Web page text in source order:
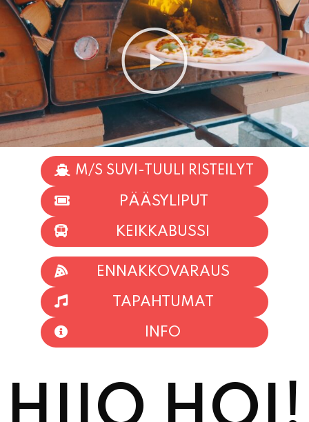
M/S SUVI-TUULI RISTEILYT
PÄÄSYLIPUT
KEIKKABUSSI
TAPAHTUMAT
INFO
HIIO HOI!
KESÄKAUSI 2026 KÄYNNISTYY
VAPPUAATTONA 30.4.2026 KLO